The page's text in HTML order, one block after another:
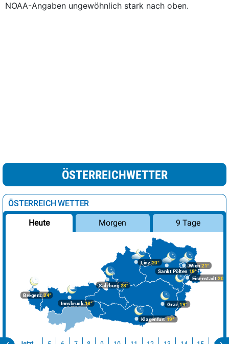
NOAA-Angaben ungewöhnlich stark nach oben.
ÖSTERREICHWETTER
ÖSTERREICH WETTER
Heute Morgen 9 Tage
Bregenz24°
Graz19°
Innsbruck18°
Klagenfurt 19°
Linz20°
Salzburg23°
Wien 21°
Eisenstadt 20°
Sankt Pölten 18°